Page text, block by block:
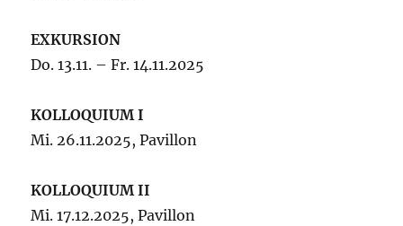
EXKURSION
Do. 13.11. – Fr. 14.11.2025
KOLLOQUIUM I
Mi. 26.11.2025, Pavillon
KOLLOQUIUM II
Mi. 17.12.2025, Pavillon